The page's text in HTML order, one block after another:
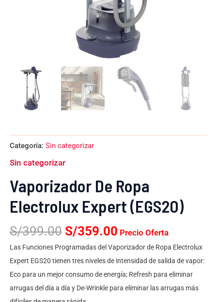
Categoría: Sin categorizar
Sin categorizar
Vaporizador De Ropa
Electrolux Expert (EGS20)
S/399.00 S/359.00 Precio Oferta
Las Funciones Programadas del Vaporizador de Ropa Electrolux
Expert EGS20 tienen tres niveles de intensidad de salida de vapor:
Eco para un mejor consumo de energía; Refresh para eliminar
arrugas del día a día y De-Wrinkle para eliminar las arrugas más